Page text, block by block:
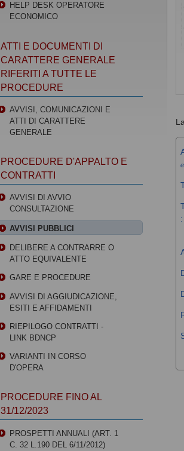
:
HELP DESK OPERATORE
ECONOMICO
ATTI E DOCUMENTI DI
CARATTERE GENERALE
RIFERITI A TUTTE LE
PROCEDURE
AVVISI, COMUNICAZIONI E
ATTI DI CARATTERE
GENERALE
PROCEDURE D'APPALTO E
CONTRATTI
AVVISI DI AVVIO
CONSULTAZIONE
AVVISI PUBBLICI
DELIBERE A CONTRARRE O
ATTO EQUIVALENTE
GARE E PROCEDURE
AVVISI DI AGGIUDICAZIONE,
ESITI E AFFIDAMENTI
RIEPILOGO CONTRATTI -
LINK BDNCP
VARIANTI IN CORSO
D'OPERA
PROCEDURE FINO AL
31/12/2023
PROSPETTI ANNUALI (ART. 1
C. 32 L.190 DEL 6/11/2012)